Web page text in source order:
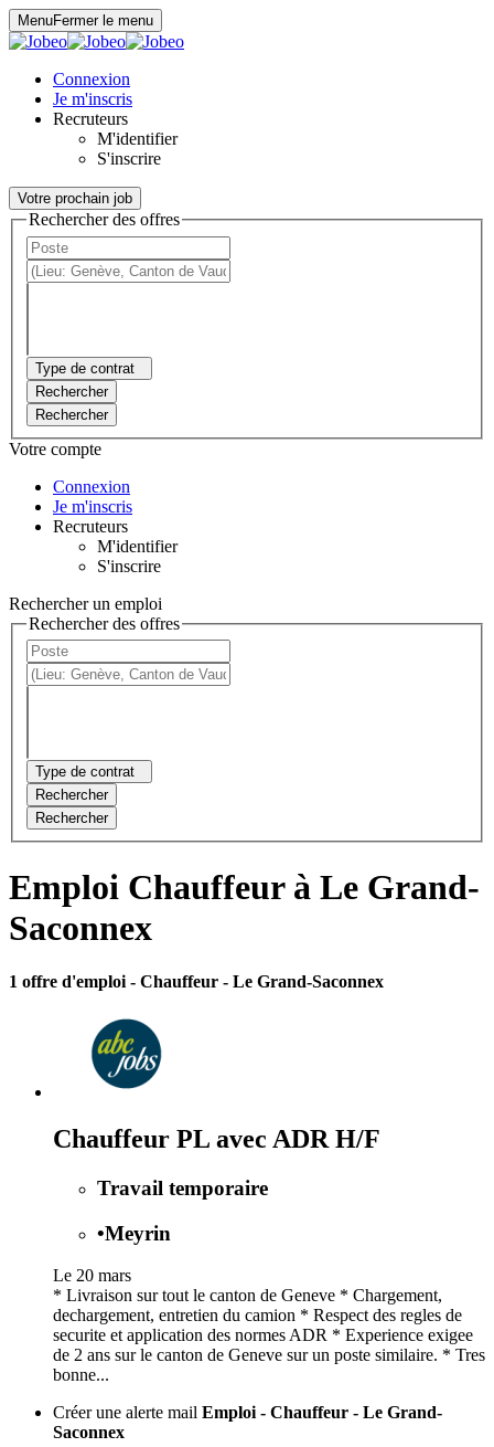
MenuFermer le menu
Connexion
Je m'inscris
Recruteurs
M'identifier
S'inscrire
Votre prochain job
Rechercher des offres
Type de contrat
Rechercher
Rechercher
Votre compte
Connexion
Je m'inscris
Recruteurs
M'identifier
S'inscrire
Rechercher un emploi
Rechercher des offres
Type de contrat
Rechercher
Rechercher
Emploi Chauffeur à Le Grand-
Saconnex
1 offre d'emploi - Chauffeur - Le Grand-Saconnex
Chauffeur PL avec ADR H/F
Travail temporaire
•Meyrin
Le 20 mars
* Livraison sur tout le canton de Geneve * Chargement,
dechargement, entretien du camion * Respect des regles de
securite et application des normes ADR * Experience exigee
de 2 ans sur le canton de Geneve sur un poste similaire. * Tres
bonne...
Créer une alerte mail Emploi - Chauffeur - Le Grand-
Saconnex
Panneau de gestion des cookies